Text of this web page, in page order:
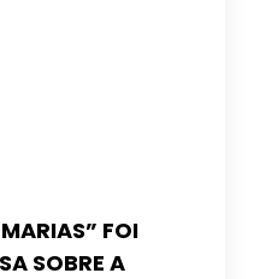
FOI
SOBRE A